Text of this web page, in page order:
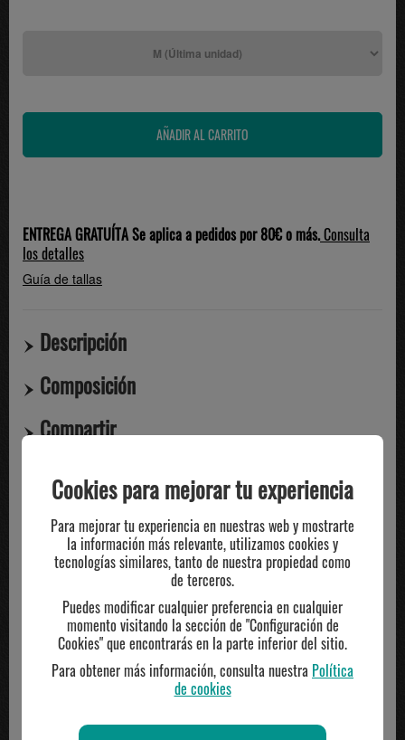
ENTREGA GRATUÍTA Se aplica a pedidos por 80€ o más.Consulta
los detalles
Guía de tallas
Descripción
Composición
Compartir
TE PUEDE INTERESAR
Cookies para mejorar tu experiencia
Para mejorar tu experiencia en nuestras web y mostrarte
la información más relevante, utilizamos cookies y
tecnologías similares, tanto de nuestra propiedad como
de terceros.
Puedes modificar cualquier preferencia en cualquier
momento visitando la sección de "Configuración de
Cookies" que encontrarás en la parte inferior del sitio.
Para obtener más información, consulta nuestra Política
de cookies